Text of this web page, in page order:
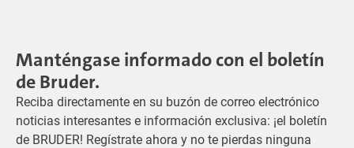
Manténgase informado con el boletín
de Bruder.
Reciba directamente en su buzón de correo electrónico
noticias interesantes e información exclusiva: ¡el boletín
de BRUDER! Regístrate ahora y no te pierdas ninguna